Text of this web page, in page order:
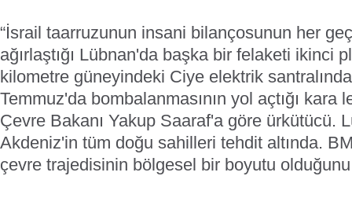
“İsrail taarruzunun insani bilançosunun her
ağırlaştığı Lübnan'da başka bir felaketi ikinci
kilometre güneyindeki Ciye elektrik
Temmuz'da bombalanmasının yol açtığı kara
Çevre Bakanı Yakup Saaraf'a göre ürkütücü.
Akdeniz'in tüm doğu sahilleri tehdit altında.
çevre trajedisinin bölgesel bir boyutu